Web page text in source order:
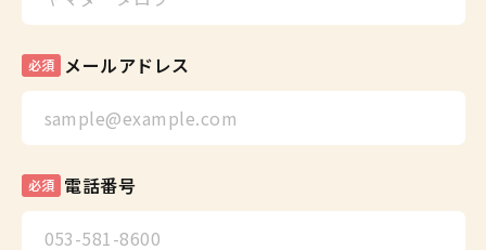
必須 メールアドレス
必須 電話番号